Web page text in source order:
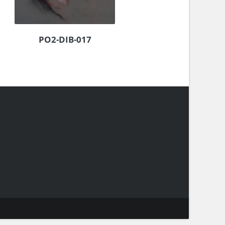
PO2-DIB-017